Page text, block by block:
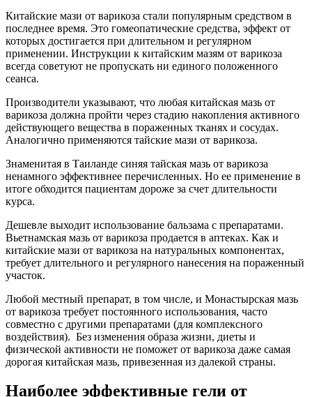
Китайские мази от варикоза стали популярным средством в
последнее время. Это гомеопатические средства, эффект от
которых достигается при длительном и регулярном
применении. Инструкции к китайским мазям от варикоза
всегда советуют не пропускать ни единого положенного
сеанса.
Производители указывают, что любая китайская мазь от
варикоза должна пройти через стадию накопления активного
действующего вещества в пораженных тканях и сосудах.
Аналогично применяются тайские мази от варикоза.
Знаменитая в Таиланде синяя тайская мазь от варикоза
ненамного эффективнее перечисленных. Но ее применение в
итоге обходится пациентам дороже за счет длительности
курса.
Дешевле выходит использование бальзама с препаратами.
Вьетнамская мазь от варикоза продается в аптеках. Как и
китайские мази от варикоза на натуральных компонентах,
требует длительного и регулярного нанесения на пораженный
участок.
Любой местный препарат, в том числе, и Монастырская мазь
от варикоза требует постоянного использования, часто
совместно с другими препаратами (для комплексного
воздействия). Без изменения образа жизни, диеты и
физической активности не поможет от варикоза даже самая
дорогая китайская мазь, привезенная из далекой страны.
Наиболее эффективные гели от